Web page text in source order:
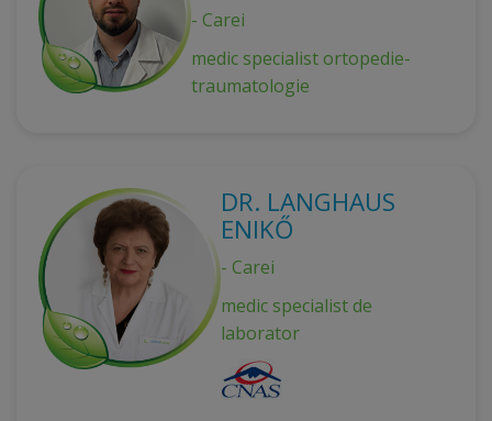
- Carei
medic specialist ortopedie-
traumatologie
DR. LANGHAUS
ENIKŐ
- Carei
medic specialist de
laborator